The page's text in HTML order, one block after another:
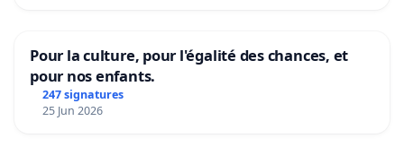
Pour la culture, pour l'égalité des chances, et
pour nos enfants.
247 signatures
25 Jun 2026